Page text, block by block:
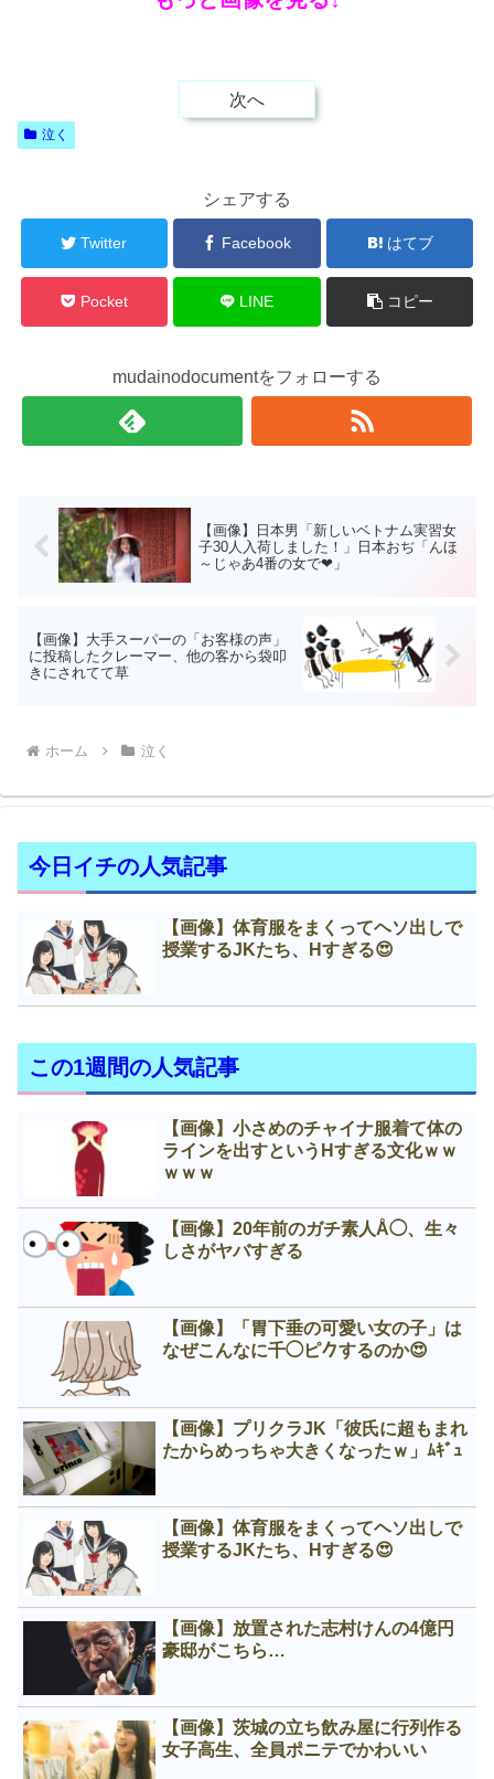
次へ
泣く
シェアする
Twitter Facebook はてブ
Pocket LINE コピー
mudainodocumentをフォローする
【画像】日本男「新しいベトナム実習女
子30人入荷しました！」日本おぢ「んほ
～じゃあ4番の女で❤」
【画像】大手スーパーの「お客様の声」
に投稿したクレーマー、他の客から袋叩
きにされてて草
ホーム 泣く
今日イチの人気記事
【画像】体育服をまくってヘソ出しで
授業するJKたち、Нすぎる😍
この1週間の人気記事
【画像】小さめのチャイナ服着て体の
ラインを出すというНすぎる文化ｗｗ
ｗｗｗ
【画像】20年前のガチ素人Å◯、生々
しさがヤバすぎる
【画像】「胃下垂の可愛い女の子」は
なぜこんなに千◯ピ𠂊するのか😍
【画像】プリクラJK「彼氏に超もまれ
たからめっちゃ大きくなったｗ」ﾑｷﾞｭ
【画像】体育服をまくってヘソ出しで
授業するJKたち、Нすぎる😍
【画像】放置された志村けんの4億円
豪邸がこちら…
【画像】茨城の立ち飲み屋に行列作る
女子高生、全員ポニテでかわいい